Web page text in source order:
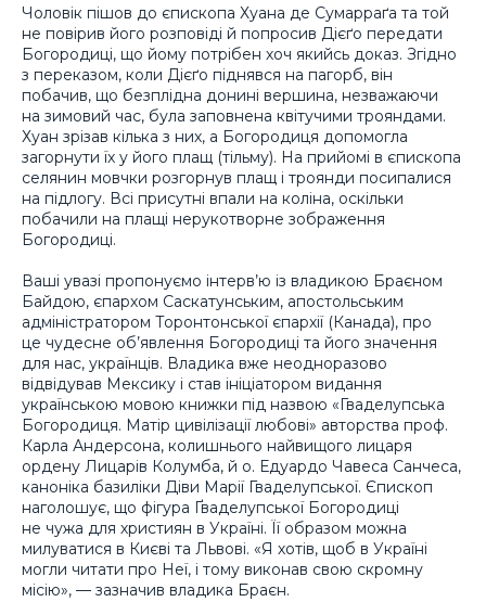
Чоловік пішов до єпископа Хуана де Сумарраґа та той
не повірив його розповіді й попросив Дієґо передати
Богородиці, що йому потрібен хоч якийсь доказ. Згідно
з переказом, коли Дієґо піднявся на пагорб, він
побачив, що безплідна донині вершина, незважаючи
на зимовий час, була заповнена квітучими трояндами.
Хуан зрізав кілька з них, а Богородиця допомогла
загорнути їх у його плащ (тільму). На прийомі в єпископа
селянин мовчки розгорнув плащ і троянди посипалися
на підлогу. Всі присутні впали на коліна, оскільки
побачили на плащі нерукотворне зображення
Богородиці.
Ваші увазі пропонуємо інтерв’ю із владикою Браєном
Байдою, єпархом Саскатунським, апостольським
адміністратором Торонтонської єпархії (Канада), про
це чудесне об’явлення Богородиці та його значення
для нас, українців. Владика вже неодноразово
відвідував Мексику і став ініціатором видання
українською мовою книжки під назвою «Гваделупська
Богородиця. Матір цивілізації любові» авторства проф.
Карла Андерсона, колишнього найвищого лицаря
ордену Лицарів Колумба, й о. Едуардо Чавеса Санчеса,
каноніка базиліки Діви Марії Гваделупської. Єпископ
наголошує, що фігура Ґваделупської Богородиці
не чужа для християн в Україні. Її образом можна
милуватися в Києві та Львові. «Я хотів, щоб в Україні
могли читати про Неї, і тому виконав свою скромну
місію», — зазначив владика Браєн.